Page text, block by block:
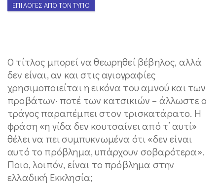
ΕΠΙΛΟΓΈΣ ΑΠΌ ΤΟΝ ΤΎΠΟ
Ο τίτλος μπορεί να θεωρηθεί βέβηλος, αλλά
δεν είναι, αν και στις αγιογραφίες
χρησιμοποιείται η εικόνα του αμνού και των
προβάτων· ποτέ των κατσικιών – άλλωστε ο
τράγος παραπέμπει στον τρισκατάρατο. Η
φράση «η γίδα δεν κουτσαίνει από τ’ αυτί»
θέλει να πει συμπυκνωμένα ότι «δεν είναι
αυτό το πρόβλημα, υπάρχουν σοβαρότερα».
Ποιο, λοιπόν, είναι το πρόβλημα στην
ελλαδική Εκκλησία;